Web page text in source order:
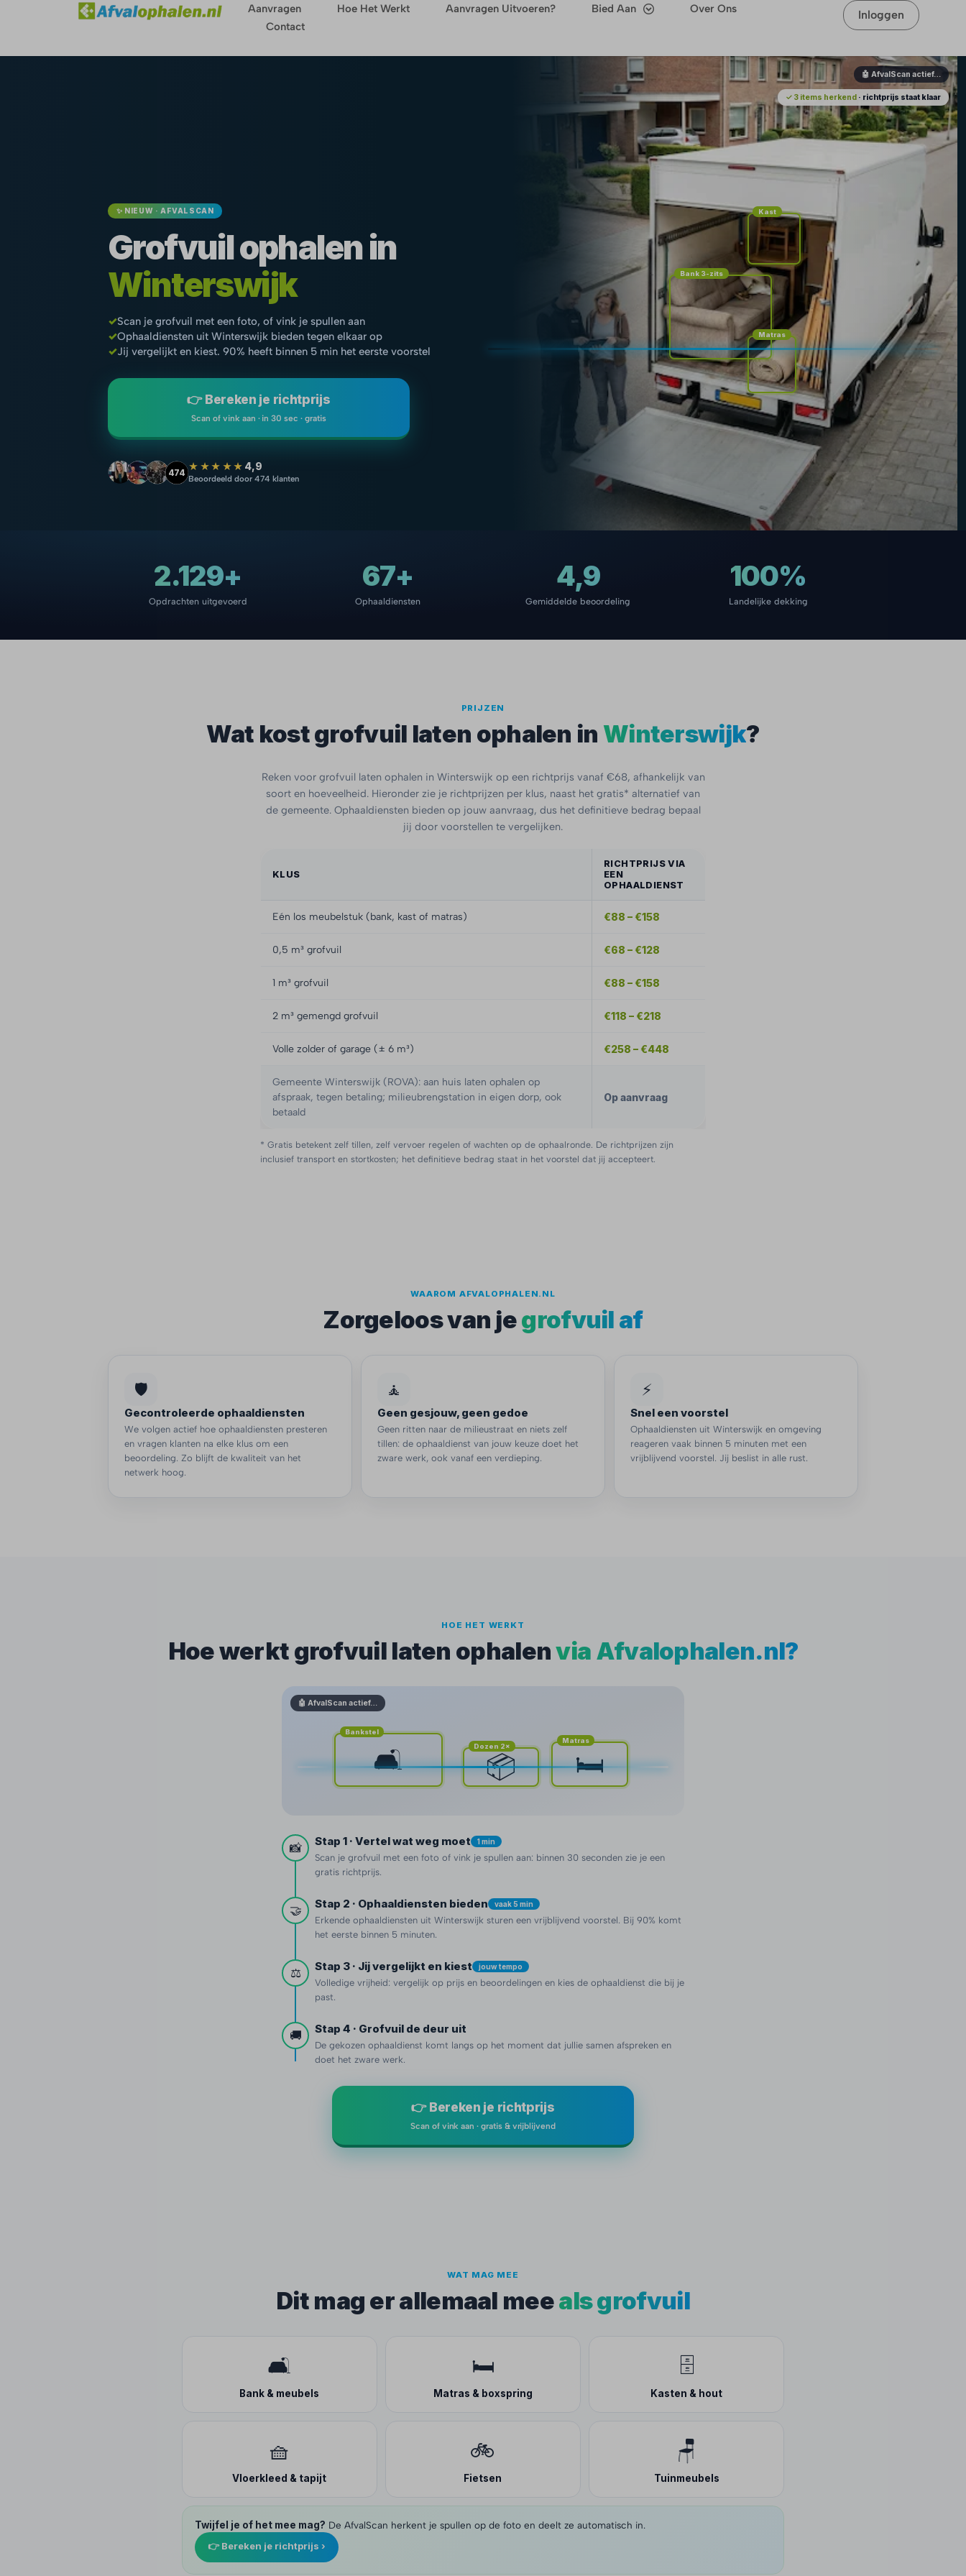
Aanvragen Hoe Het Werkt Aanvragen Uitvoeren? Bied Aan
Over Ons
Contact
Inloggen
🤖 AfvalScan actief…
Bank 3-zits
Matras
Kast
✓ 3 items herkend · richtprijs staat klaar
✨ NIEUW · AFVALSCAN
Grofvuil ophalen in
Winterswijk
✓Scan je grofvuil met een foto, of vink je spullen aan
✓Ophaaldiensten uit Winterswijk bieden tegen elkaar op
✓Jij vergelijkt en kiest. 90% heeft binnen 5 min het eerste voorstel
👉 Bereken je richtprijs
Scan of vink aan · in 30 sec · gratis
474 ★★★★★ 4,9
Beoordeeld door 474 klanten
2.129+
Opdrachten uitgevoerd
67+
Ophaaldiensten
4,9
Gemiddelde beoordeling
100%
Landelijke dekking
PRIJZEN
Wat kost grofvuil laten ophalen in Winterswijk?
Reken voor grofvuil laten ophalen in Winterswijk op een richtprijs vanaf €68, afhankelijk van
soort en hoeveelheid. Hieronder zie je richtprijzen per klus, naast het gratis* alternatief van
de gemeente. Ophaaldiensten bieden op jouw aanvraag, dus het definitieve bedrag bepaal
jij door voorstellen te vergelijken.
KLUS
RICHTPRIJS VIA
EEN
OPHAALDIENST
Eén los meubelstuk (bank, kast of matras) €88 – €158
0,5 m³ grofvuil €68 – €128
1 m³ grofvuil €88 – €158
2 m³ gemengd grofvuil €118 – €218
Volle zolder of garage (± 6 m³) €258 – €448
Gemeente Winterswijk (ROVA): aan huis laten ophalen op
afspraak, tegen betaling; milieubrengstation in eigen dorp, ook
betaald
Op aanvraag
* Gratis betekent zelf tillen, zelf vervoer regelen of wachten op de ophaalronde. De richtprijzen zijn
inclusief transport en stortkosten; het definitieve bedrag staat in het voorstel dat jij accepteert.
WAAROM AFVALOPHALEN.NL
Zorgeloos van jegrofvuil af
🛡️
Gecontroleerde ophaaldiensten
We volgen actief hoe ophaaldiensten presteren
en vragen klanten na elke klus om een
beoordeling. Zo blijft de kwaliteit van het
netwerk hoog.
🧘
Geen gesjouw, geen gedoe
Geen ritten naar de milieustraat en niets zelf
tillen: de ophaaldienst van jouw keuze doet het
zware werk, ook vanaf een verdieping.
⚡
Snel een voorstel
Ophaaldiensten uit Winterswijk en omgeving
reageren vaak binnen 5 minuten met een
vrijblijvend voorstel. Jij beslist in alle rust.
HOE HET WERKT
Hoe werkt grofvuil laten ophalenvia Afvalophalen.nl?
🤖 AfvalScan actief…
Bankstel
🛋️ Dozen 2×
📦
Matras
🛏️
📸 Stap 1 · Vertel wat weg moet 1 min
Scan je grofvuil met een foto of vink je spullen aan: binnen 30 seconden zie je een
gratis richtprijs.
🤝 Stap 2 · Ophaaldiensten bieden vaak 5 min
Erkende ophaaldiensten uit Winterswijk sturen een vrijblijvend voorstel. Bij 90% komt
het eerste binnen 5 minuten.
⚖️ Stap 3 · Jij vergelijkt en kiest jouw tempo
Volledige vrijheid: vergelijk op prijs en beoordelingen en kies de ophaaldienst die bij je
past.
🚚 Stap 4 · Grofvuil de deur uit
De gekozen ophaaldienst komt langs op het moment dat jullie samen afspreken en
doet het zware werk.
👉 Bereken je richtprijs
Scan of vink aan · gratis & vrijblijvend
WAT MAG MEE
Dit mag er allemaal meeals grofvuil
🛋️
Bank & meubels
🛏️
Matras & boxspring
🗄️
Kasten & hout
🧺
Vloerkleed & tapijt
🚲
Fietsen
🪑
Tuinmeubels
Twijfel je of het mee mag? De AfvalScan herkent je spullen op de foto en deelt ze automatisch in.
👉 Bereken je richtprijs ›